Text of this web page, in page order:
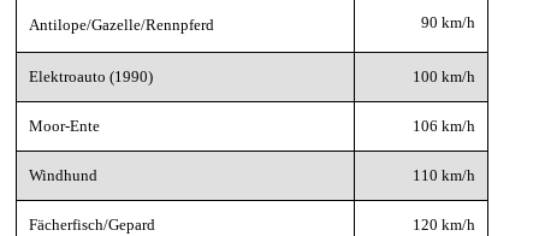
Antilope/Gazelle/Rennpferd 90 km/h
Elektroauto (1990) 100 km/h
Moor-Ente 106 km/h
Windhund 110 km/h
Fächerfisch/Gepard 120 km/h